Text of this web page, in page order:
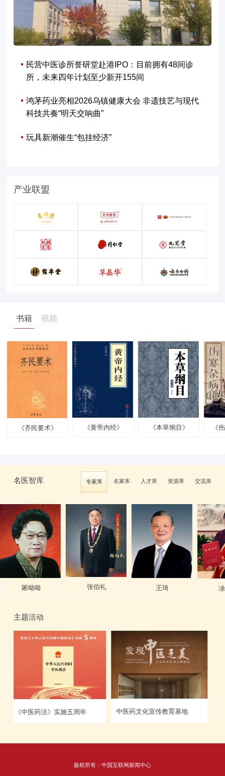
民营中医诊所誉研堂赴港IPO：目前拥有48间诊
所，未来四年计划至少新开155间
鸿茅药业亮相2026乌镇健康大会 非遗技艺与现代
科技共奏“明天交响曲”
玩具新潮催生“包挂经济”
产业联盟
书籍 视频
百年巨
电影《苍生大医》
电视纪录片《海上
纪录片《杏林医
《黄帝内经》 《本草纲目》 《伤寒杂病论》
录片《海上
纪录片《杏林医
纪录片《千年中
纪录片《本草
名医智库 专家库 名家库 人才库 资源库 交流库
张伯礼 王琦 凃晋文
刘保延 马堃 李炳茂
主题活动
中医药文化宣传教育基地 千名医师讲中医
版权所有：中国互联网新闻中心